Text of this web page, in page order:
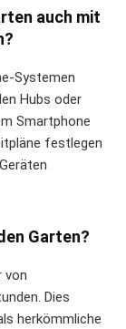
auch mit
Systemen
Hubs oder
Smartphone
festlegen
Garten?
von
Dies
herkömmliche